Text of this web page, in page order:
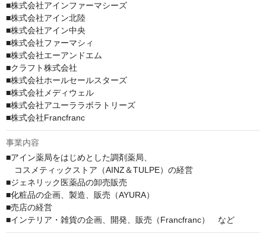
■株式会社アインファーマシーズ
■株式会社アイン北陸
■株式会社アイン中央
■株式会社ファーマシィ
■株式会社エーアンドエム
■クラフト株式会社
■株式会社ホールセールスターズ
■株式会社メディウェル
■株式会社アユーララボラトリーズ
■株式会社Francfranc
事業内容
■アイン薬局をはじめとした調剤薬局、
コスメティックストア（AINZ＆TULPE）の経営
■ジェネリック医薬品の卸売販売
■化粧品の企画、製造、販売（AYURA）
■売店の経営
■インテリア・雑貨の企画、開発、販売（Francfranc）　など